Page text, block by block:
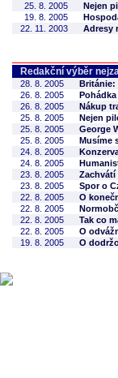
25. 8. 2005
Nejen
19. 8. 2005
22. 11. 2003
Adresy
Redakční výběr
28. 8. 2005
Británie:
26. 8. 2005
26. 8. 2005
Nákup
25. 8. 2005
Nejen
25. 8. 2005
George
25. 8. 2005
Musíme
24. 8. 2005
24. 8. 2005
23. 8. 2005
Zachvátí
23. 8. 2005
Spor o
22. 8. 2005
O
22. 8. 2005
22. 8. 2005
Tak co
22. 8. 2005
O
19. 8. 2005
O